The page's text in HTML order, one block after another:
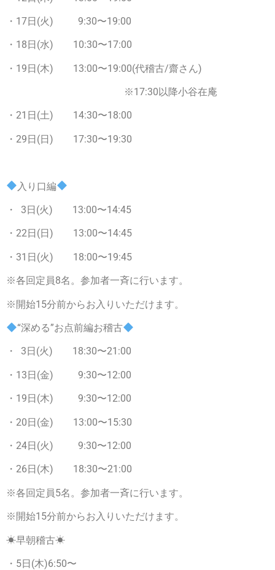
・17日(火) 9:30〜19:00
・18日(水) 10:30〜17:00
・19日(木) 13:00〜19:00(代稽古/齋さん)
※17:30以降小谷在庵
・21日(土) 14:30〜18:00
・29日(日) 17:30〜19:30
入り口編
・ 3日(火) 13:00〜14:45
・22日(日) 13:00〜14:45
・31日(火) 18:00〜19:45
※各回定員8名。参加者一斉に行います。
※開始15分前からお入りいただけます。
“深める”お点前編お稽古
・ 3日(火) 18:30〜21:00
・13日(金) 9:30〜12:00
・19日(木) 9:30〜12:00
・20日(金) 13:00〜15:30
・24日(火) 9:30〜12:00
・26日(木) 18:30〜21:00
※各回定員5名。参加者一斉に行います。
※開始15分前からお入りいただけます。
☀早朝稽古☀
・5日(木)6:50〜